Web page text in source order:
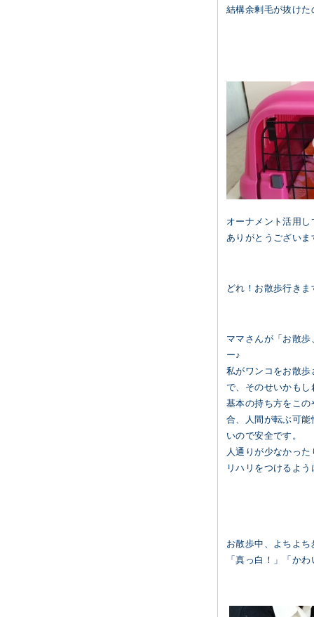
結構余剰毛が抜け
オーナメント活用
ありがとうございま
どれ！お散歩行きま
ママさんが「お散
ー♪
私がワンコをお散
で、そのせいかもし
基本の持ち方をこ
合、人間が転ぶ可
いので安全です。
人通りが少なかっ
リハリをつけるよ
お散歩中、よちよ
「真っ白！」「か